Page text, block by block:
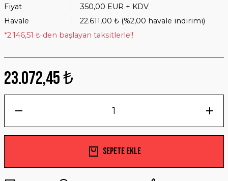
Fiyat
350,00 EUR + KDV
Havale
22.611,00 ₺ (%2,00 havale indirimi)
*2.146,51 ₺ den başlayan taksitlerle!!
23.072,45 ₺
Sepete Ekle